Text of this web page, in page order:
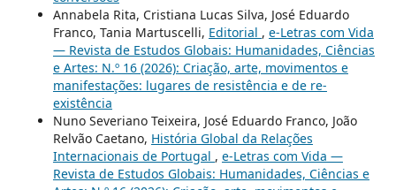
Annabela Rita, Cristiana Lucas Silva, José Eduardo
Franco, Tania Martuscelli, Editorial , e-Letras com Vida
— Revista de Estudos Globais: Humanidades, Ciências
e Artes: N.º 16 (2026): Criação, arte, movimentos e
manifestações: lugares de resistência e de re-
existência
Nuno Severiano Teixeira, José Eduardo Franco, João
Relvão Caetano, História Global da Relações
Internacionais de Portugal , e-Letras com Vida —
Revista de Estudos Globais: Humanidades, Ciências e